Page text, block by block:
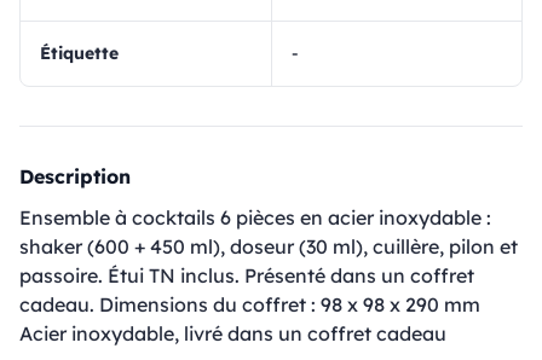
Étiquette -
Description
Ensemble à cocktails 6 pièces en acier inoxydable :
shaker (600 + 450 ml), doseur (30 ml), cuillère, pilon et
passoire. Étui TN inclus. Présenté dans un coffret
cadeau. Dimensions du coffret : 98 x 98 x 290 mm
Acier inoxydable, livré dans un coffret cadeau